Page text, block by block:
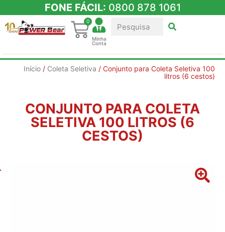
FONE FÁCIL: 0800 878 1061
0
Minha
Conta
Início / Coleta Seletiva / Conjunto para Coleta Seletiva 100
litros (6 cestos)
CONJUNTO PARA COLETA
SELETIVA 100 LITROS (6
CESTOS)